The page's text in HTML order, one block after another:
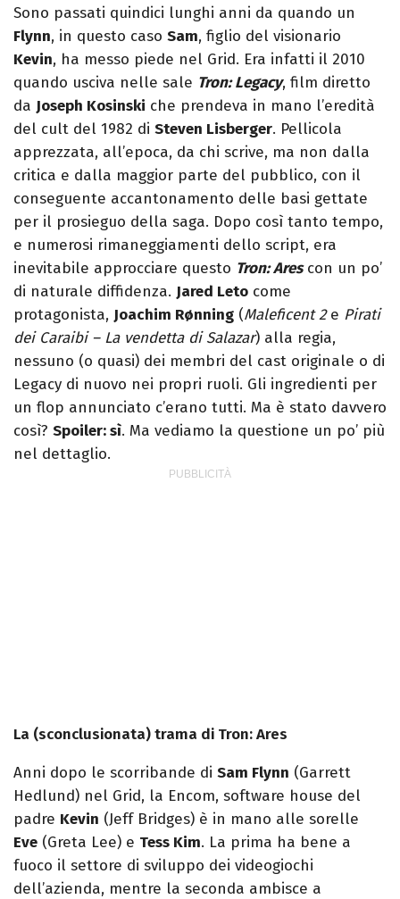
Sono passati quindici lunghi anni da quando un
Flynn, in questo caso Sam, figlio del visionario
Kevin, ha messo piede nel Grid. Era infatti il 2010
quando usciva nelle sale Tron: Legacy, film diretto
da Joseph Kosinski che prendeva in mano l’eredità
del cult del 1982 di Steven Lisberger. Pellicola
apprezzata, all’epoca, da chi scrive, ma non dalla
critica e dalla maggior parte del pubblico, con il
conseguente accantonamento delle basi gettate
per il prosieguo della saga. Dopo così tanto tempo,
e numerosi rimaneggiamenti dello script, era
inevitabile approcciare questo Tron: Arescon un po’
di naturale diffidenza. Jared Leto come
protagonista, Joachim Rønning (Maleficent 2e Pirati
dei Caraibi – La vendetta di Salazar) alla regia,
nessuno (o quasi) dei membri del cast originale o di
Legacy di nuovo nei propri ruoli. Gli ingredienti per
un flop annunciato c’erano tutti. Ma è stato davvero
così? Spoiler: sì. Ma vediamo la questione un po’ più
nel dettaglio.
La (sconclusionata) trama di Tron: Ares
Anni dopo le scorribande di Sam Flynn (Garrett
Hedlund) nel Grid, la Encom, software house del
padre Kevin (Jeff Bridges) è in mano alle sorelle
Eve (Greta Lee) e Tess Kim. La prima ha bene a
fuoco il settore di sviluppo dei videogiochi
dell’azienda, mentre la seconda ambisce a